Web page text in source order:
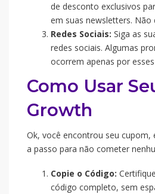
de desconto exclusivos
em suas newsletters. Não
Redes Sociais: Siga as
redes sociais. Algumas
ocorrem apenas por
Como Usar
Growth
Ok, você encontrou seu cupom,
a passo para não cometer
Copie o Código:
código completo, sem